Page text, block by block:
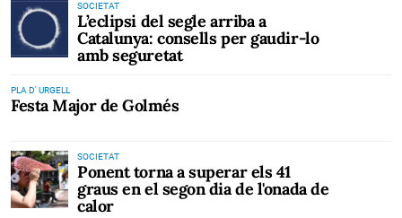
SOCIETAT
L’eclipsi del segle arriba a
Catalunya: consells per gaudir-lo
amb seguretat
PLA D' URGELL
Festa Major de Golmés
SOCIETAT
Ponent torna a superar els 41
graus en el segon dia de l'onada de
calor